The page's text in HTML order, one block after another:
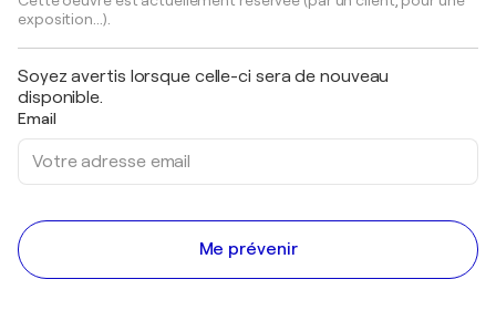
exposition...).
Soyez avertis lorsque celle-ci sera de nouveau
disponible.
Email
Me prévenir